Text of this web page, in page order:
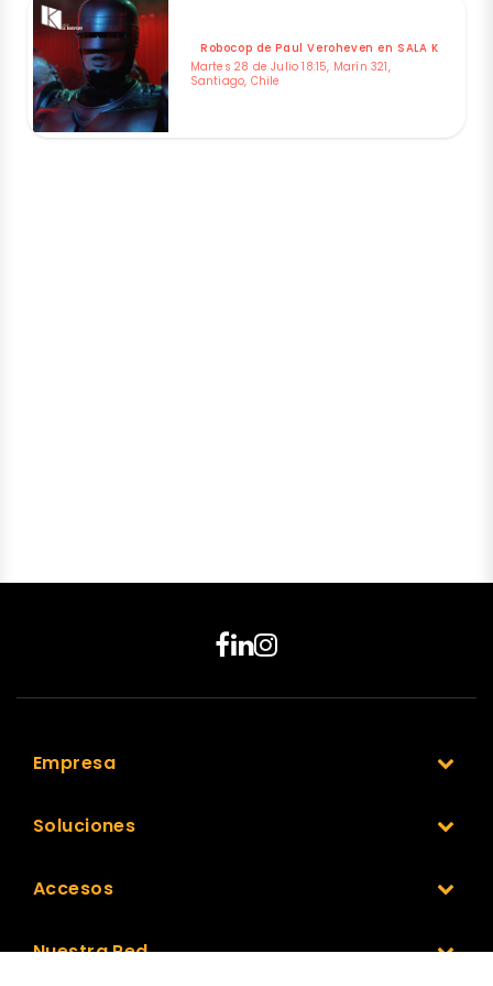
Robocop de Paul Veroheven en SALA K
Martes 28 de Julio 18:15, Marín 321,
Santiago, Chile
Empresa
Soluciones
Accesos
Nuestra Red